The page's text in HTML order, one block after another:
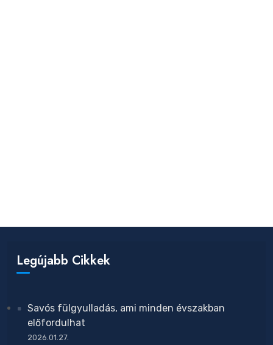
Legújabb Cikkek
Savós fülgyulladás, ami minden évszakban
előfordulhat
2026.01.27.